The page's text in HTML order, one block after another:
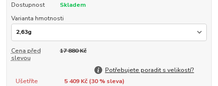
Dostupnost
Skladem
Varianta hmotnosti
Cena před
slevou
17 880 Kč
Potřebujete poradit s velikostí?
Ušetříte
5 409 Kč (30% sleva)